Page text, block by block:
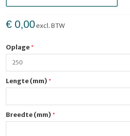
€ 0,00excl. BTW
Oplage
Lengte (mm)
Breedte (mm)